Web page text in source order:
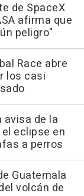
de SpaceX
afirma que
peligro"
Race abre
los casi
avisa de la
eclipse en
a perros
Guatemala
volcán de